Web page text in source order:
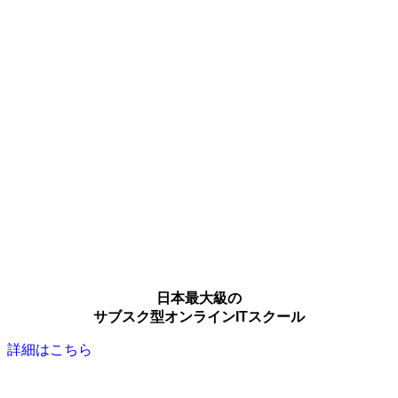
日本最大級の
サブスク型オンラインITスクール
詳細はこちら